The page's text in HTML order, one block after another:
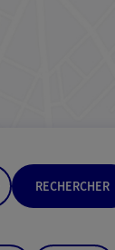
RECHERCHER